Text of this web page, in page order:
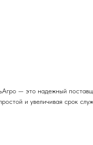
— это надежный
и увеличивая срок